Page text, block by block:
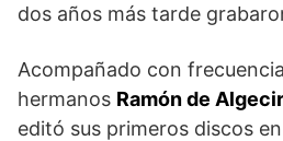
dos años más tarde
Acompañado con
hermanos Ramón de
editó sus primeros discos